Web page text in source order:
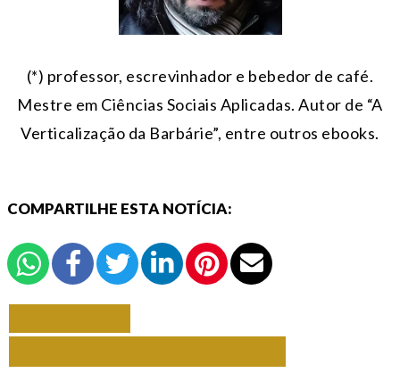
(*) professor, escrevinhador e bebedor de café.
Mestre em Ciências Sociais Aplicadas. Autor de “A
Verticalização da Barbárie”, entre outros ebooks.
COMPARTILHE ESTA NOTÍCIA: